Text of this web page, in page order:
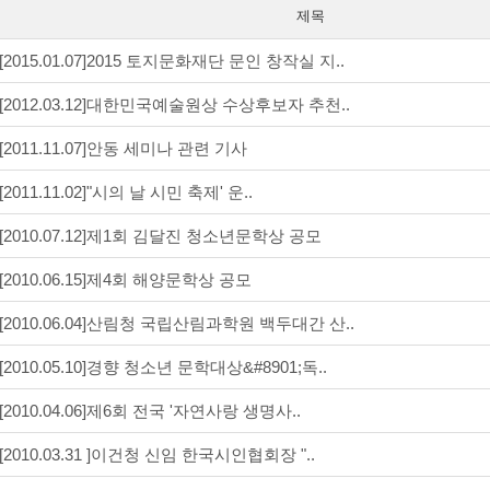
제목
[2015.01.07]2015 토지문화재단 문인 창작실 지..
[2012.03.12]대한민국예술원상 수상후보자 추천..
[2011.11.07]안동 세미나 관련 기사
[2011.11.02]"시의 날 시민 축제' 운..
[2010.07.12]제1회 김달진 청소년문학상 공모
[2010.06.15]제4회 해양문학상 공모
[2010.06.04]산림청 국립산림과학원 백두대간 산..
[2010.05.10]경향 청소년 문학대상&#8901;독..
[2010.04.06]제6회 전국 '자연사랑 생명사..
[2010.03.31 ]이건청 신임 한국시인협회장 "..